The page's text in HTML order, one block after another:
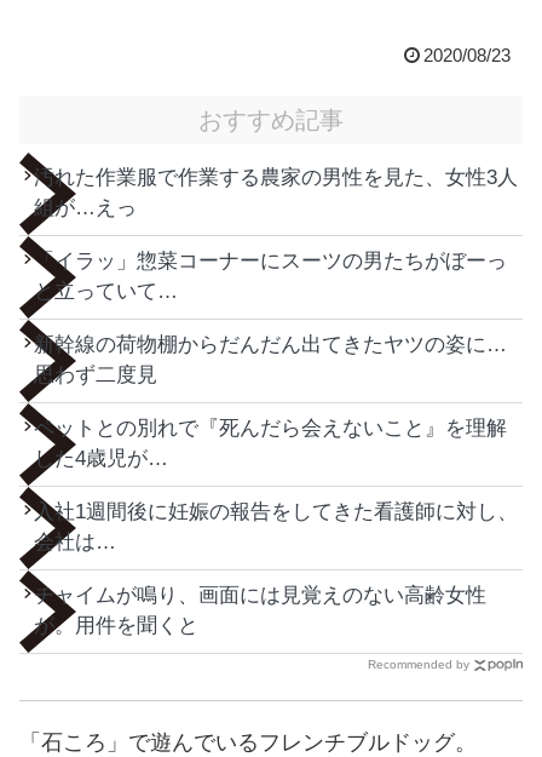
2020/08/23
おすすめ記事
汚れた作業服で作業する農家の男性を見た、女性3人
組が…えっ
「イラッ」惣菜コーナーにスーツの男たちがぼーっ
と立っていて…
新幹線の荷物棚からだんだん出てきたヤツの姿に…
思わず二度見
ペットとの別れで『死んだら会えないこと』を理解
した4歳児が…
入社1週間後に妊娠の報告をしてきた看護師に対し、
会社は…
チャイムが鳴り、画面には見覚えのない高齢女性
が。用件を聞くと
Recommended by
「石ころ」で遊んでいるフレンチブルドッグ。